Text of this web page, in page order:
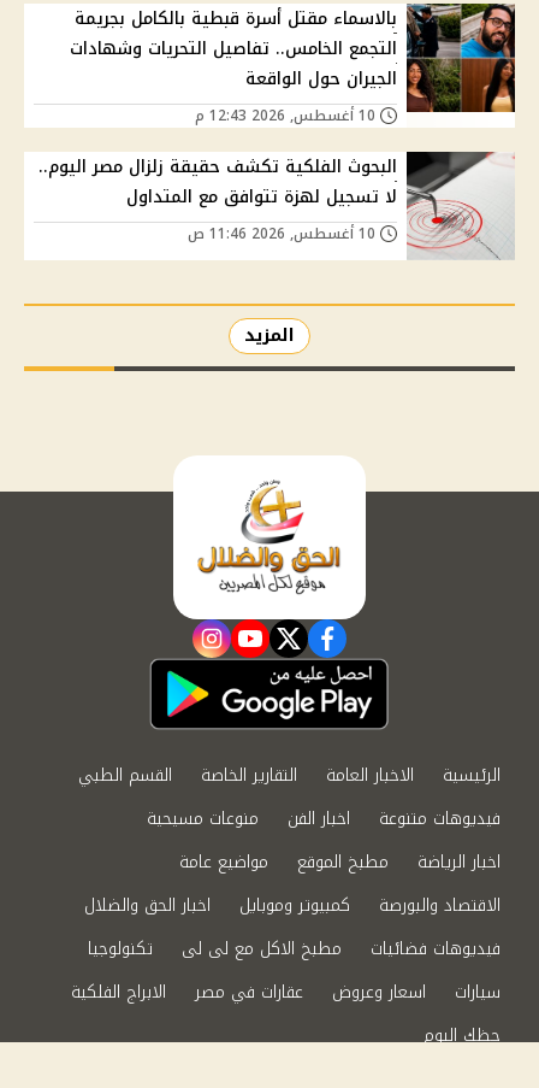
بالاسماء مقتل أسرة قبطية بالكامل بجريمة
التجمع الخامس.. تفاصيل التحريات وشهادات
الجيران حول الواقعة
البحوث الفلكية تكشف حقيقة زلزال مصر اليوم..
لا تسجيل لهزة تتوافق مع المتداول
المزيد
facebook
twitter
youtube
instagram
الرئيسية الاخبار العامة التقارير الخاصة
القسم الطبي
فيديوهات متنوعة
اخبار الفن
منوعات مسيحية
اخبار الرياضة
مطبخ الموقع
مواضيع عامة
الاقتصاد والبورصة
كمبيوتر وموبايل
اخبار الحق والضلال
فيديوهات فضائيات
مطبخ الاكل مع لى لى
تكنولوجيا
سيارات
اسعار وعروض عقارات في مصر
الابراج الفلكية
حظك اليوم